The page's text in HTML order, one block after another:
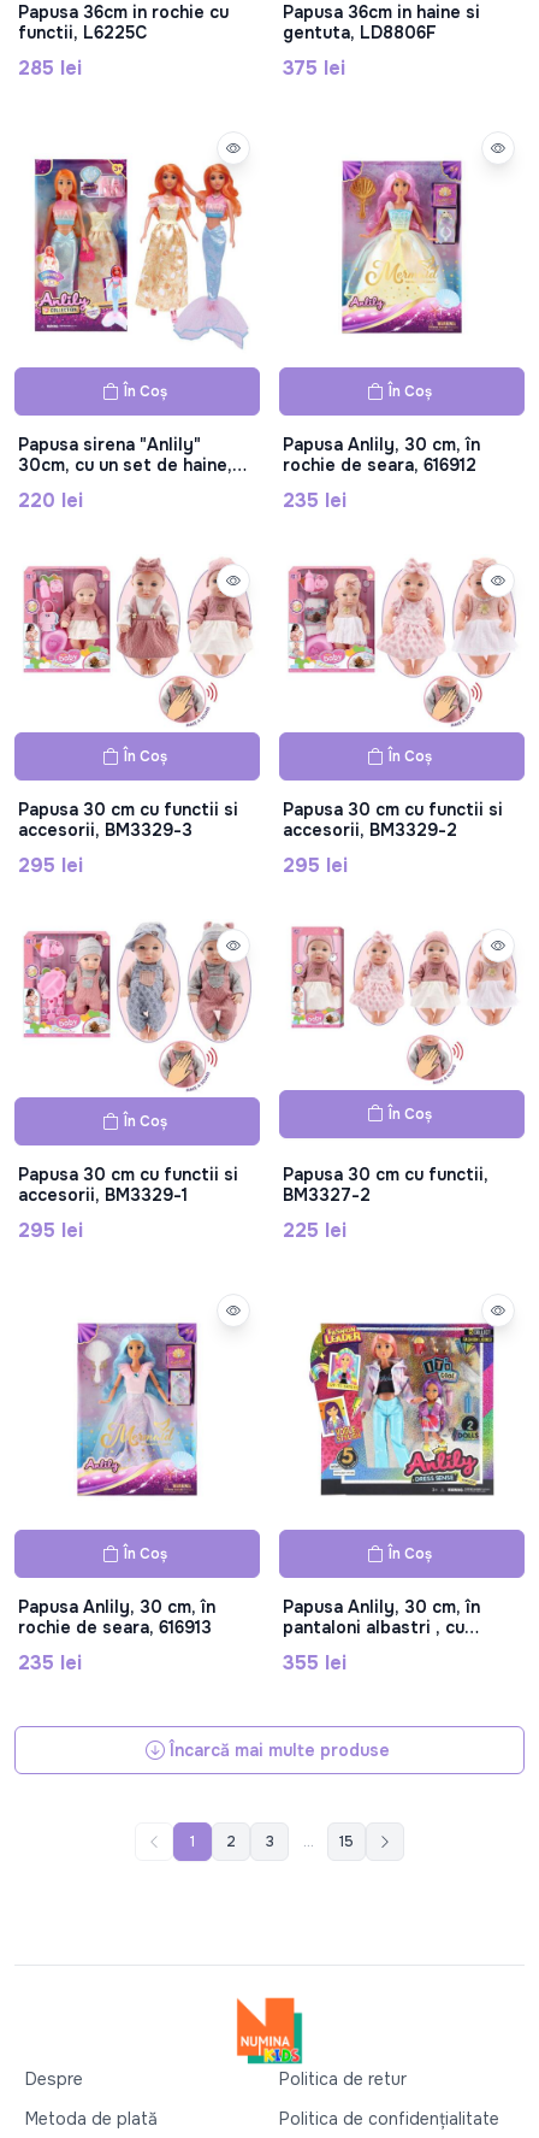
Papusa 36cm in rochie cu
functii, L6225C
285 lei
Papusa 36cm in haine si
gentuta, LD8806F
375 lei
În Coș
Papusa sirena "Anlily"
30cm, cu un set de haine,
220 lei
În Coș
Papusa Anlily, 30 cm, în
rochie de seara, 616912
235 lei
În Coș
Papusa 30 cm cu functii si
accesorii, BM3329-3
295 lei
În Coș
Papusa 30 cm cu functii si
accesorii, BM3329-2
295 lei
În Coș
Papusa 30 cm cu functii si
accesorii, BM3329-1
295 lei
În Coș
Papusa 30 cm cu functii,
BM3327-2
225 lei
În Coș
Papusa Anlily, 30 cm, în
rochie de seara, 616913
235 lei
În Coș
Papusa Anlily, 30 cm, în
pantaloni albastri , cu
355 lei
Încarcă mai multe produse
1 2 3 ... 15
Despre
Politica de retur
Metoda de plată
Politica de confidențialitate